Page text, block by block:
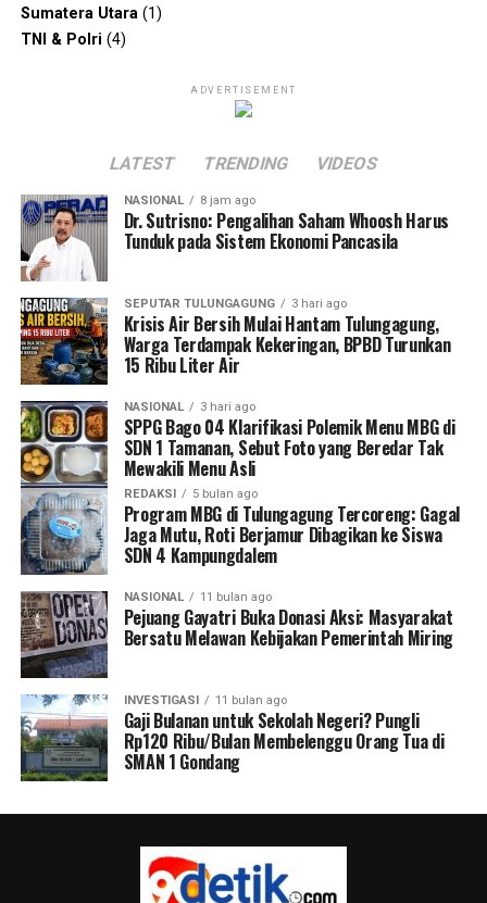
Sumatera Utara(1)
TNI & Polri (4)
ADVERTISEMENT
LATEST TRENDING VIDEOS
NASIONAL 8 jam ago
Dr. Sutrisno: Pengalihan Saham Whoosh Harus
Tunduk pada Sistem Ekonomi Pancasila
SEPUTAR TULUNGAGUNG 3 hari ago
Krisis Air Bersih Mulai Hantam Tulungagung,
Warga Terdampak Kekeringan, BPBD Turunkan
15 Ribu Liter Air
NASIONAL 3 hari ago
SPPG Bago 04 Klarifikasi Polemik Menu MBG di
SDN 1 Tamanan, Sebut Foto yang Beredar Tak
Mewakili Menu Asli
REDAKSI 5 bulan ago
Program MBG di Tulungagung Tercoreng: Gagal
Jaga Mutu, Roti Berjamur Dibagikan ke Siswa
SDN 4 Kampungdalem
NASIONAL 11 bulan ago
Pejuang Gayatri Buka Donasi Aksi: Masyarakat
Bersatu Melawan Kebijakan Pemerintah Miring
INVESTIGASI 11 bulan ago
Gaji Bulanan untuk Sekolah Negeri? Pungli
Rp120 Ribu/Bulan Membelenggu Orang Tua di
SMAN 1 Gondang